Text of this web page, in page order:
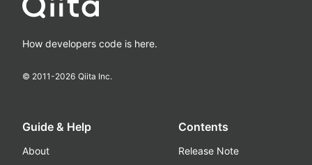
How developers code is here.
© 2011-2026 Qiita Inc.
Guide & Help
About
Contents
Release Note